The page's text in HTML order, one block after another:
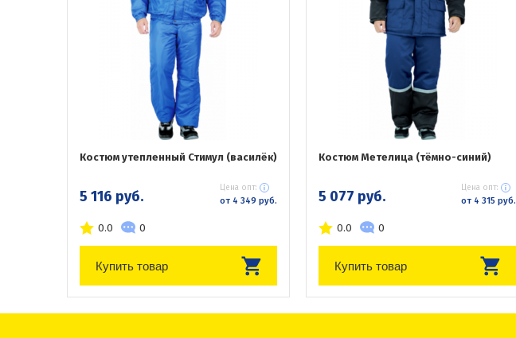
Костюм утепленный Стимул (василёк)
5 116 руб. Цена опт:
от 4 349 руб.
0.0 0
Купить товар
Костюм Метелица (тёмно-синий)
5 077 руб. Цена опт:
от 4 315 руб.
0.0 0
Купить товар